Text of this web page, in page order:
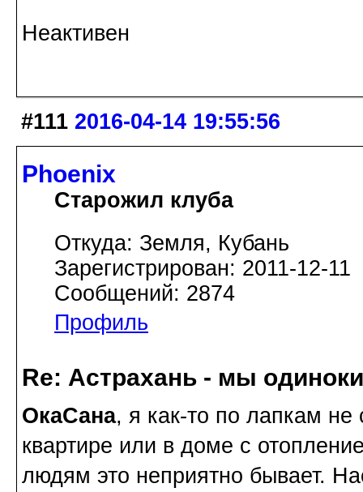
Неактивен
#111 2016-04-14 19:55:56
Phoenix
Старожил клуба
Откуда: Земля, Кубань
Зарегистрирован: 2011-12-11
Сообщений: 2874
Профиль
Re: Астрахань - мы
ОкаСана, я как-то по лапкам
квартире или в доме с
людям это неприятно бывает.